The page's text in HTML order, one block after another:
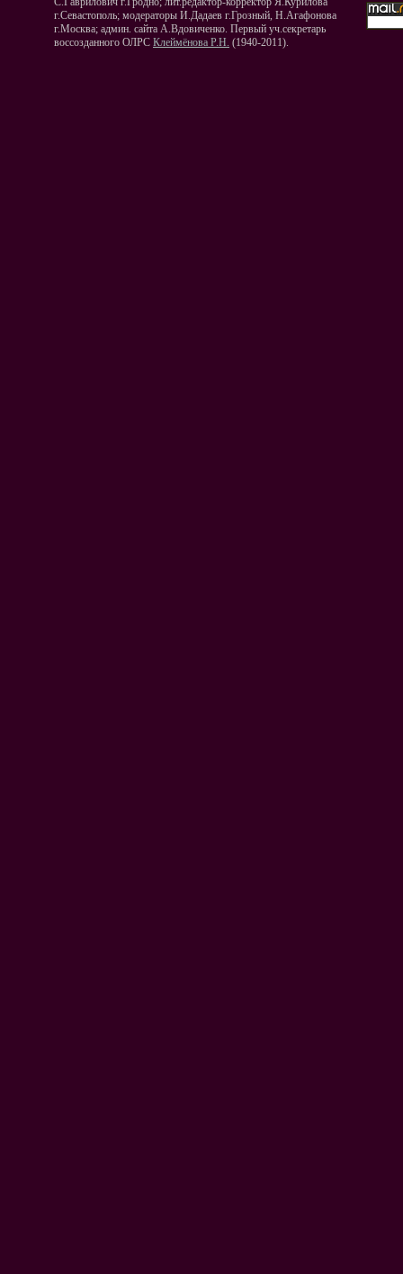
г.Севастополь; модераторы И.Дадаев г.Грозный, Н.Агафонова
г.Москва; админ. сайта А.Вдовиченко. Первый уч.секретарь
воссозданного ОЛРС Клеймёнова Р.Н. (1940-2011).